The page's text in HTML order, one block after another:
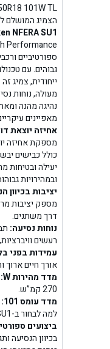
הצמיג המושלם
NFERA SU1
ספורטיביים
גבוהים. עם
ייחודית, צמיג
מעולה, נוחות
נהיגה מהנה
מאפיינים
אחיזה יוצאת
מספקת אחיזה
כולל כבישים
יעילה ובטיחות
ובמהירויות
יציבות בכיוון
מספק יציבות
דרך משתנים.
נוחות נסיעה:
רעשים
עמידות בפני
אורך חיים ארוך
מדד מהירות W:
270 קמ”ש.
מדד עומס 101:
למה לבחור ב-Nexen NFERA SU1?
ביצועים
בכיוון הנסיעה